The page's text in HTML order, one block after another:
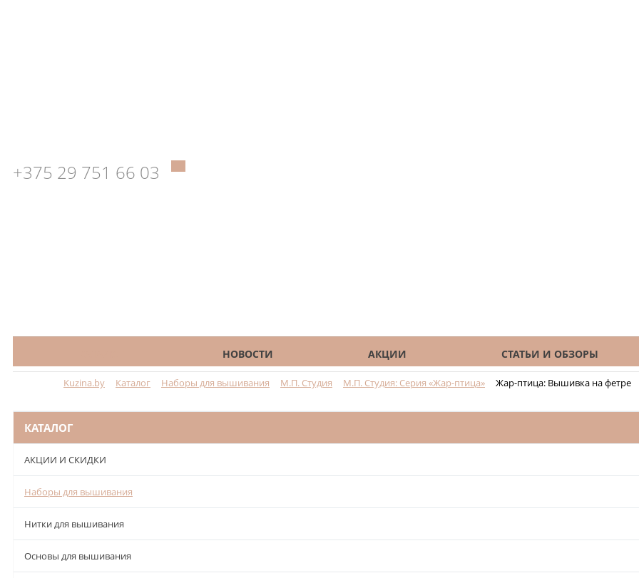
+375 29 751 66 03
НОВОСТИ АКЦИИ СТАТЬИ И ОБЗОРЫ
Kuzina.by Каталог Наборы для вышивания М.П. Студия М.П. Студия: Серия «Жар-птица» Жар-птица: Вышивка на фетре
КАТАЛОГ
АКЦИИ И СКИДКИ
Наборы для вышивания
Нитки для вышивания
Основы для вышивания